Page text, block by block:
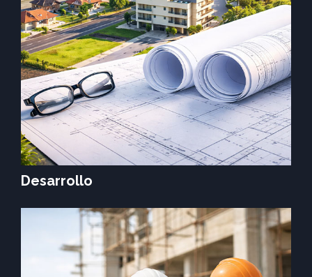
Desarrollo